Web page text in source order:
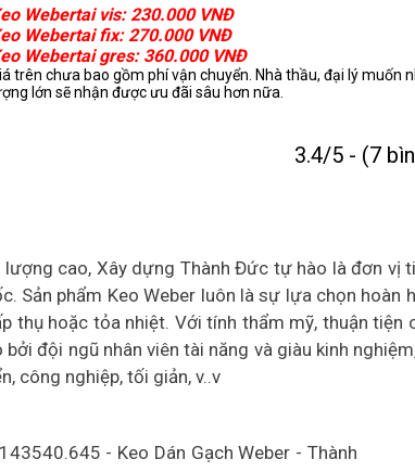
Webertai vis: 230.000 VNĐ
Webertai fix: 270.000 VNĐ
Webertai gres: 360.000 VNĐ
trên chưa bao gồm phí vận chuyển. Nhà thầu, đại lý muốn
lớn sẽ nhận được ưu đãi sâu hơn nữa.
3.4/5 - (7
cao, Xây dựng Thành Đức tự hào là đơn vị
Sản phẩm Keo Weber luôn là sự lựa chọn hoàn
thụ hoặc tỏa nhiệt. Với tính thẩm mỹ, thuận tiện
đội ngũ nhân viên tài năng và giàu kinh
công nghiệp, tối giản, v..v